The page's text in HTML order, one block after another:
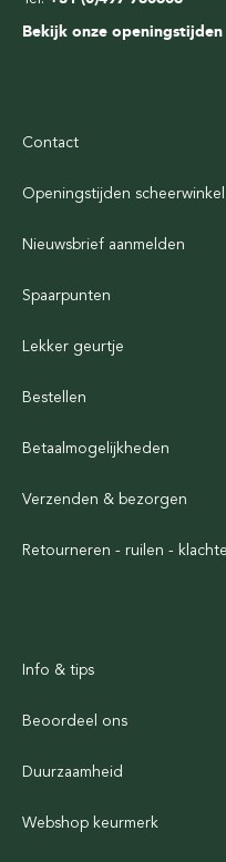
Bekijk onze openingstijden
Contact
Openingstijden scheerwinkel
Nieuwsbrief aanmelden
Spaarpunten
Lekker geurtje
Bestellen
Betaalmogelijkheden
Verzenden & bezorgen
Retourneren - ruilen -
Info & tips
Beoordeel ons
Duurzaamheid
Webshop keurmerk